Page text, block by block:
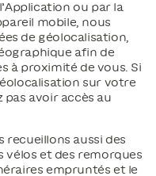
ou par la
mobile, nous
de géolocalisation,
afin de
à proximité de vous. Si
sur votre
avoir accès au
recueillons aussi des
vélos et des remorques
empruntés et le